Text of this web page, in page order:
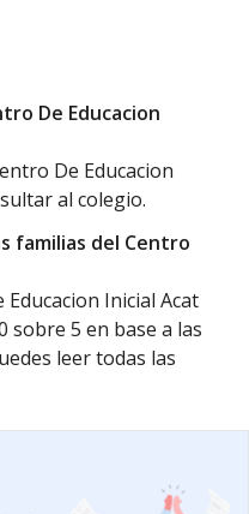
De Educacion
De Educacion
al colegio.
familias del Centro
Inicial Acat
sobre 5 en base a las
leer todas las